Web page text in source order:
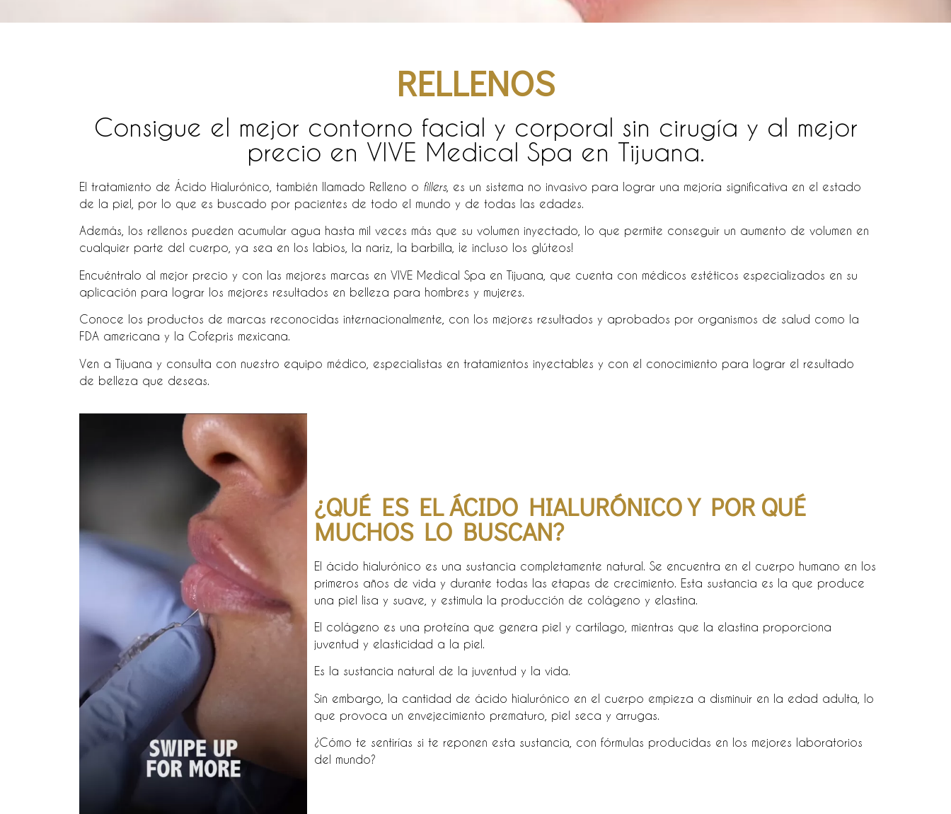
RELLENOS
Consigue el mejor contorno facial y corporal sin cirugía y al mejor
precio en VIVE Medical Spa en Tijuana.
El tratamiento de Ácido Hialurónico, también llamado Relleno o fillers, es un sistema no invasivo para lograr una mejoría significativa en el estado
de la piel, por lo que es buscado por pacientes de todo el mundo y de todas las edades.
Además, los rellenos pueden acumular agua hasta mil veces más que su volumen inyectado, lo que permite conseguir un aumento de volumen en
cualquier parte del cuerpo, ya sea en los labios, la nariz, la barbilla, ¡e incluso los glúteos!
Encuéntralo al mejor precio y con las mejores marcas en VIVE Medical Spa en Tijuana, que cuenta con médicos estéticos especializados en su
aplicación para lograr los mejores resultados en belleza para hombres y mujeres.
Conoce los productos de marcas reconocidas internacionalmente, con los mejores resultados y aprobados por organismos de salud como la
FDA americana y la Cofepris mexicana.
Ven a Tijuana y consulta con nuestro equipo médico, especialistas en tratamientos inyectables y con el conocimiento para lograr el resultado
de belleza que deseas.
¿QUÉ ES EL ÁCIDO HIALURÓNICO Y POR QUÉ
MUCHOS LO BUSCAN?
El ácido hialurónico es una sustancia completamente natural. Se encuentra en el cuerpo humano en los
primeros años de vida y durante todas las etapas de crecimiento. Esta sustancia es la que produce
una piel lisa y suave, y estimula la producción de colágeno y elastina.
El colágeno es una proteína que genera piel y cartílago, mientras que la elastina proporciona
juventud y elasticidad a la piel.
Es la sustancia natural de la juventud y la vida.
Sin embargo, la cantidad de ácido hialurónico en el cuerpo empieza a disminuir en la edad adulta, lo
que provoca un envejecimiento prematuro, piel seca y arrugas.
¿Cómo te sentirías si te reponen esta sustancia, con fórmulas producidas en los mejores laboratorios
del mundo?